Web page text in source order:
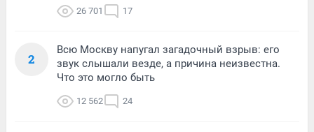
26 701 17
2
Всю Москву напугал загадочный взрыв: его
звук слышали везде, а причина неизвестна.
Что это могло быть
12 562 24